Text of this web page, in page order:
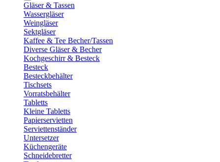
Gläser & Tassen
Wassergläser
Weingläser
Sektgläser
Kaffee & Tee Becher/Tassen
Diverse Gläser & Becher
Kochgeschirr & Besteck
Besteck
Besteckbehälter
Tischsets
Vorratsbehälter
Tabletts
Kleine Tabletts
Papierservietten
Serviettenständer
Untersetzer
Küchengeräte
Schneidebretter